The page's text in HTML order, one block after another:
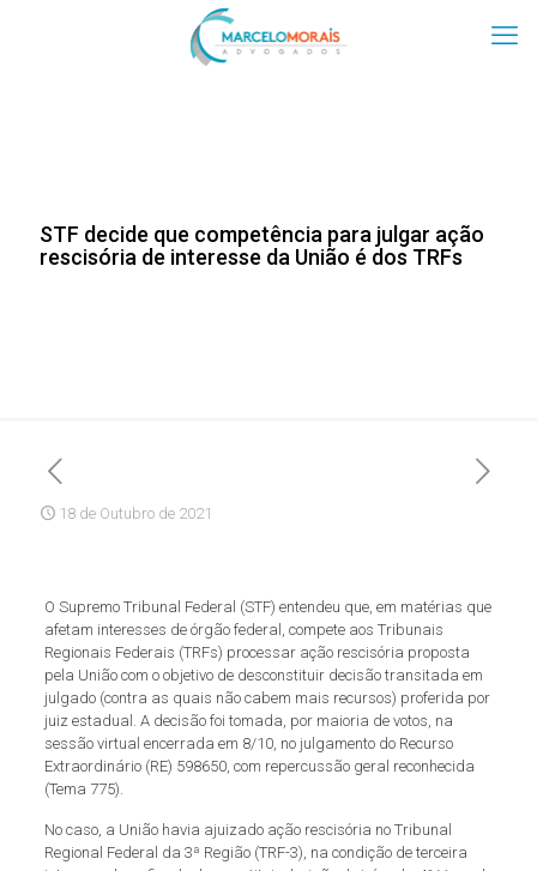
STF decide que competência para julgar ação
rescisória de interesse da União é dos TRFs
18 de Outubro de 2021
O Supremo Tribunal Federal (STF) entendeu que, em matérias que
afetam interesses de órgão federal, compete aos Tribunais
Regionais Federais (TRFs) processar ação rescisória proposta
pela União com o objetivo de desconstituir decisão transitada em
julgado (contra as quais não cabem mais recursos) proferida por
juiz estadual. A decisão foi tomada, por maioria de votos, na
sessão virtual encerrada em 8/10, no julgamento do Recurso
Extraordinário (RE) 598650, com repercussão geral reconhecida
(Tema 775).
No caso, a União havia ajuizado ação rescisória no Tribunal
Regional Federal da 3ª Região (TRF-3), na condição de terceira